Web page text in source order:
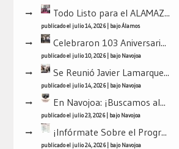
Todo Listo para el ALAMAZ...
publicado el julio 14, 2026| bajoÁlamos
Celebraron 103 Aniversari...
publicado el julio 10, 2026| bajoNavojoa
Se Reunió Javier Lamarque...
publicado el julio 14, 2026| bajoNavojoa
En Navojoa: ¡Buscamos al...
publicado el julio 23, 2026| bajoNavojoa
¡Infórmate Sobre el Progr...
publicado el julio 24, 2026| bajoNavojoa